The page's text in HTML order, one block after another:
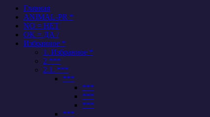
Главная
ANIMAL-PR *
NO = НЕТ
OK = ДА /
Избранное *
1. Избранное *
2 ***
2.1. ***
***
***
***
***
***